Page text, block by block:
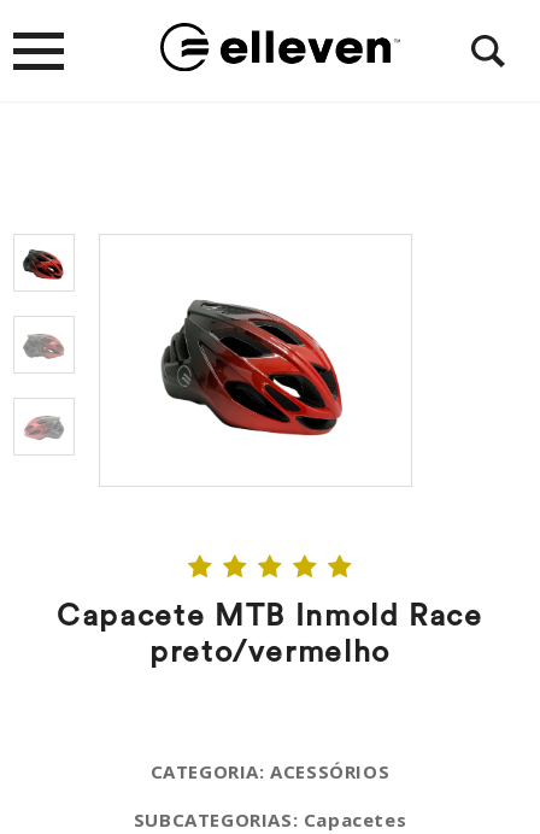
Capacete MTB Inmold Race
preto/vermelho
CATEGORIA: ACESSÓRIOS
SUBCATEGORIAS: Capacetes